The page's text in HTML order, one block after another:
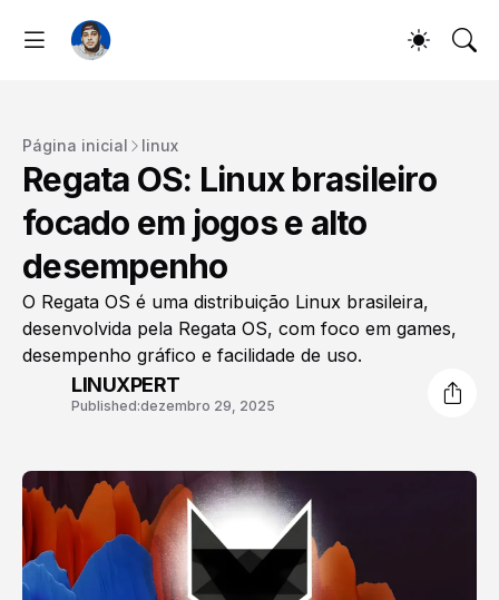
Página inicial linux
Regata OS: Linux brasileiro
focado em jogos e alto
desempenho
O Regata OS é uma distribuição Linux brasileira,
desenvolvida pela Regata OS, com foco em games,
desempenho gráfico e facilidade de uso.
LINUXPERT
Published:dezembro 29, 2025